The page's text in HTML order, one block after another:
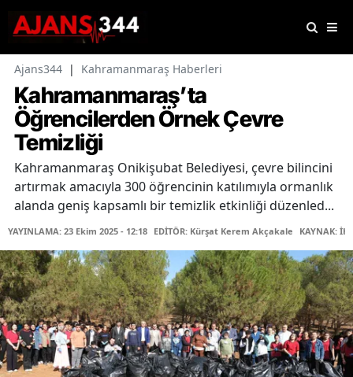
Ajans344 | Kahramanmaraş Haberleri
Kahramanmaraş’ta
Öğrencilerden Örnek Çevre
Temizliği
Kahramanmaraş Onikişubat Belediyesi, çevre bilincini
artırmak amacıyla 300 öğrencinin katılımıyla ormanlık
alanda geniş kapsamlı bir temizlik etkinliği düzenled...
YAYINLAMA: 23 Ekim 2025 - 12:18 EDİTÖR: Kürşat Kerem Akçakale KAYNAK: